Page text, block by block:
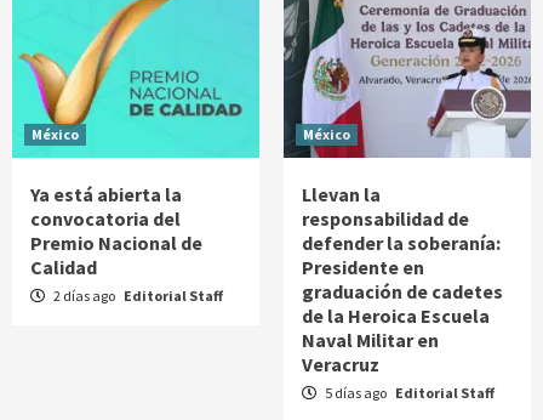
México
Ya está abierta la
convocatoria del
Premio Nacional de
Calidad
2 días ago Editorial Staff
México
Llevan la
responsabilidad de
defender la soberanía:
Presidente en
graduación de cadetes
de la Heroica Escuela
Naval Militar en
Veracruz
5 días ago Editorial Staff